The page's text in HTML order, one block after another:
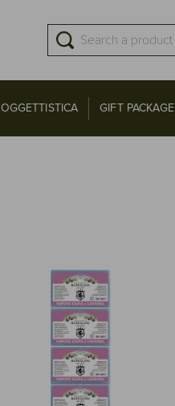
OGGETTISTICA GIFT PACKAGE